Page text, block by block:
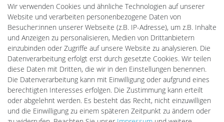
Batteriespeicher
PlentiSolar
Gebrauchtlicht
Ledkauf
DEYESOLAR
Lightech Connect
CardanLight Europe
FORTIMO LEDs
LED-RETROSHOP
Wallbox24
Wir verwenden Cookies und ähnliche Technologien auf unserer
Website und verarbeiten personenbezogene Daten von
Besucher:innen unserer Webseite (z.B. IP-Adresse), um z.B. Inhalte
und Anzeigen zu personalisieren, Medien von Drittanbietern
einzubinden oder Zugriffe auf unsere Website zu analysieren. Die
Datenverarbeitung erfolgt erst durch gesetzte Cookies. Wir teilen
diese Daten mit Dritten, die wir in den Einstellungen benennen.
Die Datenverarbeitung kann mit Einwilligung oder aufgrund eines
berechtigten Interesses erfolgen. Die Zustimmung kann erteilt
oder abgelehnt werden. Es besteht das Recht, nicht einzuwilligen
und die Einwilligung zu einem späteren Zeitpunkt zu ändern oder